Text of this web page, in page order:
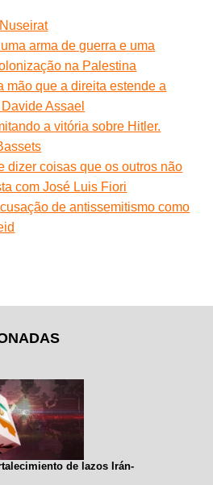
arma de guerra e uma
na Palestina
mão que a direita estende a
Assael
a vitória sobre Hitler.
dizer coisas que os outros não
com José Luis Fiori
de antissemitismo como
de lazos Irán-